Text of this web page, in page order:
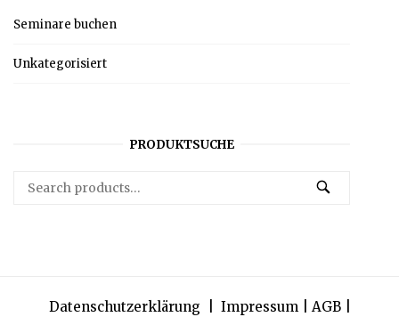
Seminare buchen
Unkategorisiert
PRODUKTSUCHE
Search
SEARCH
Datenschutzerklärung Impressum AGB |